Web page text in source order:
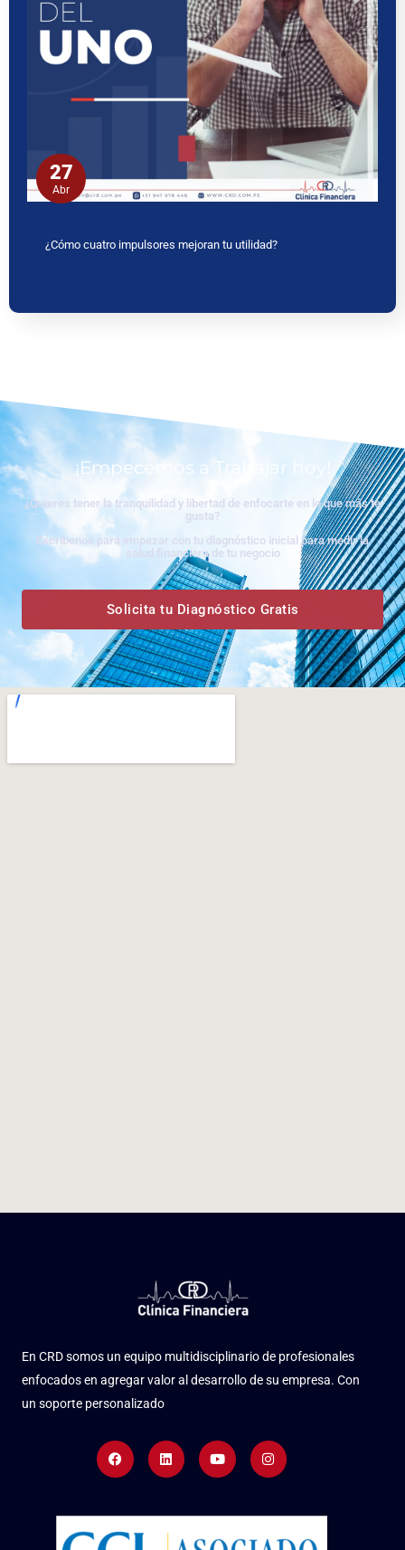
27
Abr
¿Cómo cuatro impulsores mejoran tu utilidad?
¡Empecemos a Trabajar hoy!
¿Quieres tener la tranquilidad y libertad de enfocarte en lo que más te
gusta?
Escríbenos para empezar con tu diagnóstico inicial para medir la
salud financiera de tu negocio
Solicita tu Diagnóstico Gratis
En CRD somos un equipo multidisciplinario de profesionales
enfocados en agregar valor al desarrollo de su empresa. Con
un soporte personalizado
FacebookLinkedinYoutubeInstagram